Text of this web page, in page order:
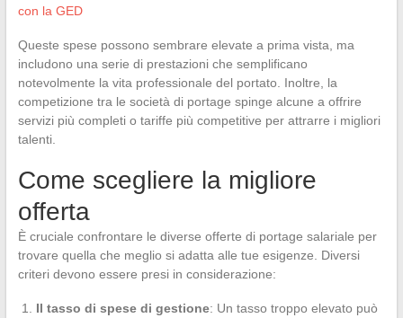
con la GED
Queste spese possono sembrare elevate a prima vista, ma
includono una serie di prestazioni che semplificano
notevolmente la vita professionale del portato. Inoltre, la
competizione tra le società di portage spinge alcune a offrire
servizi più completi o tariffe più competitive per attrarre i migliori
talenti.
Come scegliere la migliore
offerta
È cruciale confrontare le diverse offerte di portage salariale per
trovare quella che meglio si adatta alle tue esigenze. Diversi
criteri devono essere presi in considerazione:
Il tasso di spese di gestione: Un tasso troppo elevato può